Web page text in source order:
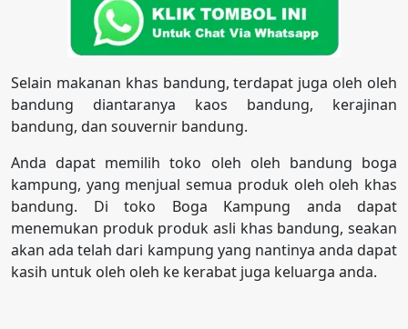
Selain makanan khas bandung, terdapat juga oleh oleh
bandung diantaranya kaos bandung, kerajinan
bandung, dan souvernir bandung.
Anda dapat memilih toko oleh oleh bandung boga
kampung, yang menjual semua produk oleh oleh khas
bandung. Di toko Boga Kampung anda dapat
menemukan produk produk asli khas bandung, seakan
akan ada telah dari kampung yang nantinya anda dapat
kasih untuk oleh oleh ke kerabat juga keluarga anda.